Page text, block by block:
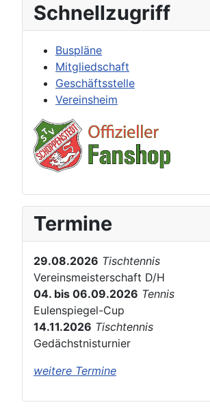
Schnellzugriff
Buspläne
Mitgliedschaft
Geschäftsstelle
Vereinsheim
Termine
29.08.2026 Tischtennis
Vereinsmeisterschaft D/H
04. bis 06.09.2026 Tennis
Eulenspiegel-Cup
14.11.2026 Tischtennis
Gedächstnisturnier
weitere Termine